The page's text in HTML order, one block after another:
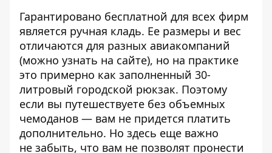
Гарантировано бесплатной для всех фирм
является ручная кладь. Ее размеры и вес
отличаются для разных авиакомпаний
(можно узнать на сайте), но на практике
это примерно как заполненный 30-
литровый городской рюкзак. Поэтому
если вы путешествуете без объемных
чемоданов — вам не придется платить
дополнительно. Но здесь еще важно
не забыть, что вам не позволят пронести